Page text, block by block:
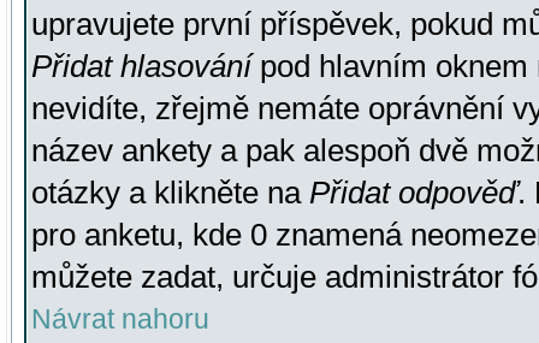
upravujete první příspěvek, pokud
Přidat hlasovánípod hlavním oknem
nevidíte, zřejmě nemáte oprávnění
název ankety a pak alespoň dvě
otázky a klikněte na Přidat odpověď.
pro anketu, kde 0 znamená
můžete zadat, určuje administrátor
Návrat nahoru